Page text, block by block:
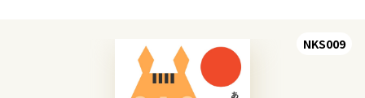
NKS009